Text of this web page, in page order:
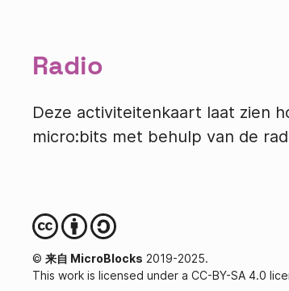
Radio
Deze activiteitenkaart laat zien
micro:bits met behulp van de
© 来自 MicroBlocks 2019-2025.
This work is licensed under a CC-BY-SA 4.0